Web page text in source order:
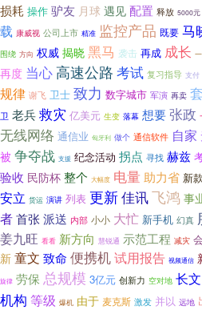
损耗 操作 驴友 月球 遇见 配置 释放 5000元
载 康威视 公司上市 精准 监控产品 既要 马
围绕 方向 权威 揭晓 黑马 袭击 再成 成长
再度 当心 高速公路 考试 复习指导 支付
规律 谢飞 卫士 致力 数字城市 军演 再卖
卫 老兵救灾 亿美元 生变 落幕 想要张政
无线网络 通信业 匈牙利 做个 通信软件 自家
被 争夺战 支援 纪念活动 拐点 寻找 赫兹
验收 民防杯 整个 大幅度 电量 助力省 新款
安立 货运 演讲 列表 更新佳讯飞鸿 事
者首张派送 内部 小小 大忙 新手机 幻真
姜九旺 看看 新方向 慧锐通 示范工程 减灾
新 童文 致命 便携机试用报告 视频通信
旋律 劳保 总规模 3亿元 创新力 空对地 长文
机构 等级 爆机 由于 麦克斯 激发 并以 远地